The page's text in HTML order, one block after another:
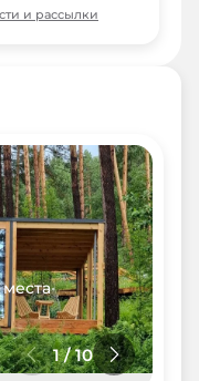
•
1/10
и рассылки